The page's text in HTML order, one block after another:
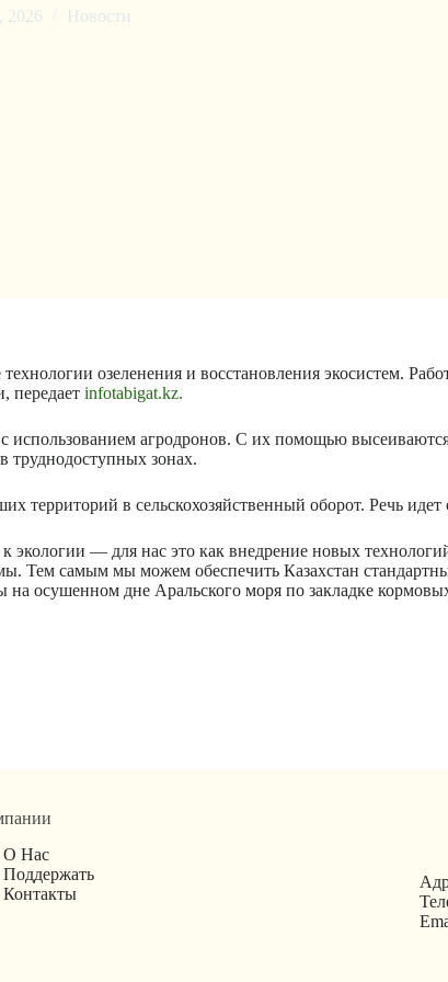
2026 Новости
озеленения и восстановления экосистем.
передает infotabigat.kz.
агродронов. С их помощью высеиваются
труднодоступных зонах.
территорий в сельскохозяйственный оборот. Речь
— для нас это как внедрение новых
Тем самым мы можем обеспечить Казахстан
осушенном дне Аральского моря по закладке
О Нас
Поддержать
Контакты